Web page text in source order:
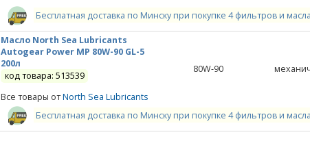
Бесплатная доставка по Минску при покупке 4 фильтров и масла
Масло North Sea Lubricants
Autogear Power MP 80W-90 GL-5
200л
код товара: 513539
Все товары отNorth Sea Lubricants
80W-90
Бесплатная доставка по Минску при покупке 4 фильтров и масла